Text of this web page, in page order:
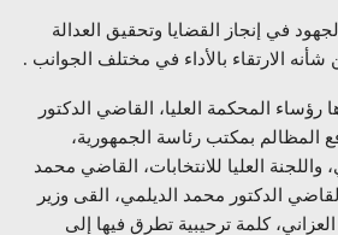
في إنجاز القضايا وتحقيق العدالة
شأنه الارتقاء بالأداء في مختلف الجوانب .
رؤساء المحكمة العليا، القاضي الدكتور
المظالم بمكتب رئاسة الجمهورية،
واللجنة العليا للانتخابات، القاضي محمد
الدكتور محمد الديلمي، القى وزير
كلمة ترحيبية تطرق فيها إلى